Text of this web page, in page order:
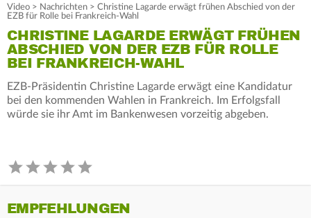
Video > Nachrichten > Christine Lagarde erwägt frühen Abschied von der
EZB für Rolle bei Frankreich-Wahl
CHRISTINE LAGARDE ERWÄGT FRÜHEN
ABSCHIED VON DER EZB FÜR ROLLE
BEI FRANKREICH-WAHL
EZB-Präsidentin Christine Lagarde erwägt eine Kandidatur
bei den kommenden Wahlen in Frankreich. Im Erfolgsfall
würde sie ihr Amt im Bankenwesen vorzeitig abgeben.
EMPFEHLUNGEN